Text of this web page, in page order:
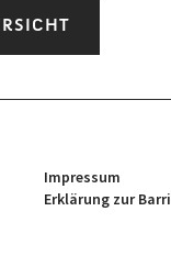
Impressum
Erklärung zur